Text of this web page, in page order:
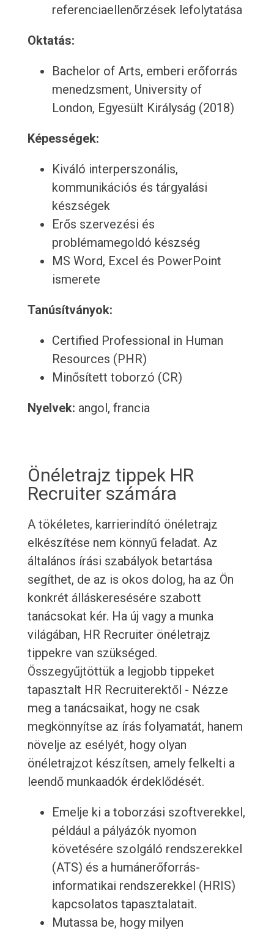
referenciaellenőrzések lefolytatása
Oktatás:
Bachelor of Arts, emberi erőforrás
menedzsment, University of
London, Egyesült Királyság (2018)
Képességek:
Kiváló interperszonális,
kommunikációs és tárgyalási
készségek
Erős szervezési és
problémamegoldó készség
MS Word, Excel és PowerPoint
ismerete
Tanúsítványok:
Certified Professional in Human
Resources (PHR)
Minősített toborzó (CR)
Nyelvek: angol, francia
Önéletrajz tippek HR
Recruiter számára
A tökéletes, karrierindító önéletrajz
elkészítése nem könnyű feladat. Az
általános írási szabályok betartása
segíthet, de az is okos dolog, ha az Ön
konkrét álláskeresésére szabott
tanácsokat kér. Ha új vagy a munka
világában, HR Recruiter önéletrajz
tippekre van szükséged.
Összegyűjtöttük a legjobb tippeket
tapasztalt HR Recruiterektől - Nézze
meg a tanácsaikat, hogy ne csak
megkönnyítse az írás folyamatát, hanem
növelje az esélyét, hogy olyan
önéletrajzot készítsen, amely felkelti a
leendő munkaadók érdeklődését.
Emelje ki a toborzási szoftverekkel,
például a pályázók nyomon
követésére szolgáló rendszerekkel
(ATS) és a humánerőforrás-
informatikai rendszerekkel (HRIS)
kapcsolatos tapasztalatait.
Mutassa be, hogy milyen